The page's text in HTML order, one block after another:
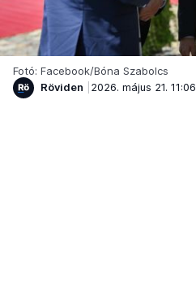
Fotó: Facebook/Bóna Szabolcs
Röviden
2026. május 21. 11:06